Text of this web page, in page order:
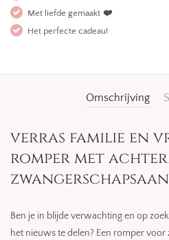
Met liefde gemaakt ❤️
Het perfecte cadeau!
Omschrijving
verras familie en
romper met
Ben je in blijde verwachting en op
het nieuws te delen? Een romper